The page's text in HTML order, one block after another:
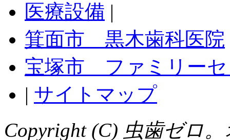
医療設備 |
箕面市 黒木歯科医院
宝塚市 ファミリーセ
| サイトマップ
Copyright (C) 虫歯ゼロ